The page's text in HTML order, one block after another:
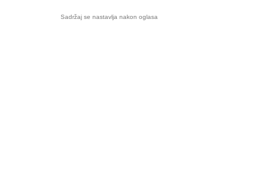
Sadržaj se nastavlja nakon oglasa